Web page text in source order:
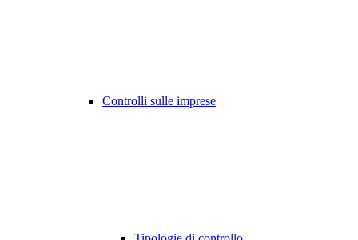
Controlli sulle imprese